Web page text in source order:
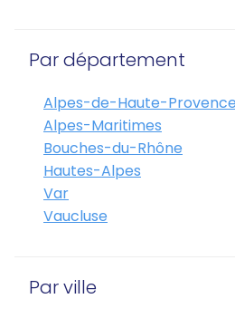
Par département
Alpes-de-Haute-Provence
Alpes-Maritimes
Bouches-du-Rhône
Hautes-Alpes
Var
Vaucluse
Par ville